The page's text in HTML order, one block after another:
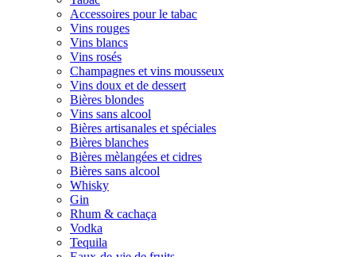
Accessoires pour le tabac
Vins rouges
Vins blancs
Vins rosés
Champagnes et vins mousseux
Vins doux et de dessert
Bières blondes
Vins sans alcool
Bières artisanales et spéciales
Bières blanches
Bières mèlangées et cidres
Bières sans alcool
Whisky
Gin
Rhum & cachaça
Vodka
Tequila